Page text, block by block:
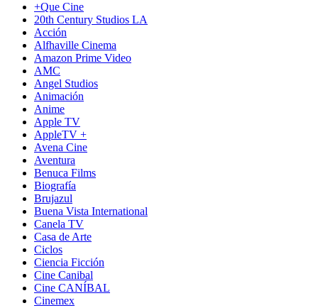
+Que Cine
20th Century Studios LA
Acción
Alfhaville Cinema
Amazon Prime Video
AMC
Angel Studios
Animación
Anime
Apple TV
AppleTV +
Avena Cine
Aventura
Benuca Films
Biografía
Brujazul
Buena Vista International
Canela TV
Casa de Arte
Ciclos
Ciencia Ficción
Cine Canibal
Cine CANÍBAL
Cinemex